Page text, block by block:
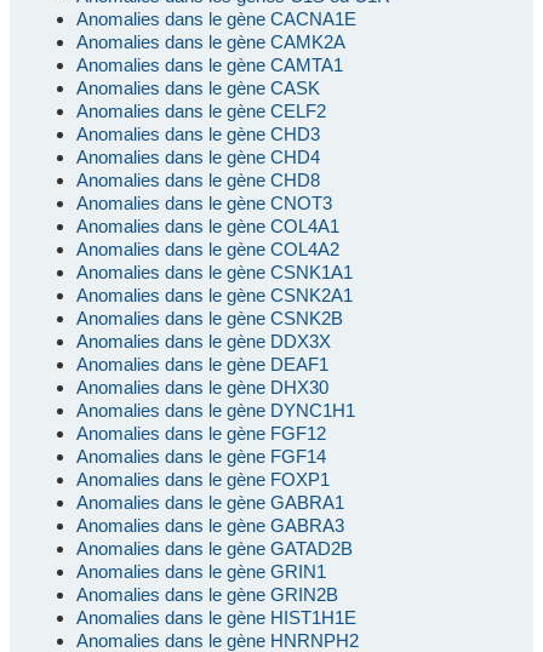
Anomalies dans le gène CACNA1E
Anomalies dans le gène CAMK2A
Anomalies dans le gène CAMTA1
Anomalies dans le gène CASK
Anomalies dans le gène CELF2
Anomalies dans le gène CHD3
Anomalies dans le gène CHD4
Anomalies dans le gène CHD8
Anomalies dans le gène CNOT3
Anomalies dans le gène COL4A1
Anomalies dans le gène COL4A2
Anomalies dans le gène CSNK1A1
Anomalies dans le gène CSNK2A1
Anomalies dans le gène CSNK2B
Anomalies dans le gène DDX3X
Anomalies dans le gène DEAF1
Anomalies dans le gène DHX30
Anomalies dans le gène DYNC1H1
Anomalies dans le gène FGF12
Anomalies dans le gène FGF14
Anomalies dans le gène FOXP1
Anomalies dans le gène GABRA1
Anomalies dans le gène GABRA3
Anomalies dans le gène GATAD2B
Anomalies dans le gène GRIN1
Anomalies dans le gène GRIN2B
Anomalies dans le gène HIST1H1E
Anomalies dans le gène HNRNPH2